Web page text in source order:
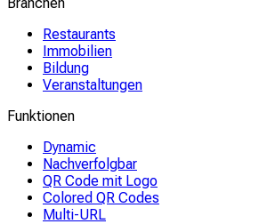
Restaurants
Immobilien
Bildung
Veranstaltungen
Funktionen
Dynamic
Nachverfolgbar
QR Code mit Logo
Colored QR Codes
Multi-URL